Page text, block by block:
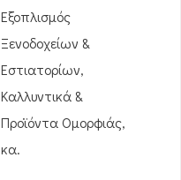
Εξοπλισμός
Ξενοδοχείων &
Εστιατορίων,
Καλλυντικά &
Προϊόντα Ομορφιάς,
κα.